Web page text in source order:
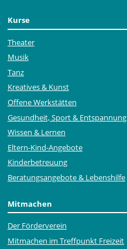
Kurse
Theater
Musik
Tanz
Kreatives & Kunst
Offene Werkstätten
Gesundheit, Sport & Entspannung
Wissen & Lernen
Eltern-Kind-Angebote
Kinderbetreuung
Beratungsangebote & Lebenshilfe
Mitmachen
Der Förderverein
Mitmachen im Treffpunkt Freizeit